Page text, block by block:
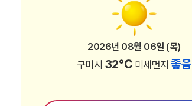
2026년 08월 06일 (목)
포항시31℃미세먼지 좋음
2026년 08월 06일 (목)
경주시31℃미세먼지 좋음
2026년 08월 06일 (목)
김천시 30℃ 미세먼지좋음
2026년 08월 06일 (목)
안동시 30℃ 미세먼지좋음
2026년 08월 06일 (목)
구미시 32℃ 미세먼지좋음
2026년 08월 06일 (목)
영주시 28℃ 미세먼지좋음
2026년 08월 06일 (목)
영천시 32℃ 미세먼지좋음
2026년 08월 06일 (목)
상주시 29℃ 미세먼지좋음
2026년 08월 06일 (목)
문경시 28℃ 미세먼지좋음
2026년 08월 06일 (목)
경산시 34℃ 미세먼지좋음
2026년 08월 06일 (목)
의성군31℃미세먼지 좋음
2026년 08월 06일 (목)
청송군 29℃ 미세먼지좋음
2026년 08월 06일 (목)
영양군 28℃ 미세먼지좋음
2026년 08월 06일 (목)
영덕군 27℃미세먼지 좋음
2026년 08월 06일 (목)
청도군 33℃ 미세먼지좋음
2026년 08월 06일 (목)
고령군 33℃ 미세먼지좋음
2026년 08월 06일 (목)
성주군 32℃ 미세먼지좋음
2026년 08월 06일 (목)
칠곡군 33℃ 미세먼지좋음
2026년 08월 06일 (목)
봉화군 27℃미세먼지 좋음
2026년 08월 06일 (목)
예천군 29℃ 미세먼지좋음
2026년 08월 06일 (목)
울진군 28℃ 미세먼지좋음
2026년 08월 06일 (목)
울릉군 27℃미세먼지 좋음